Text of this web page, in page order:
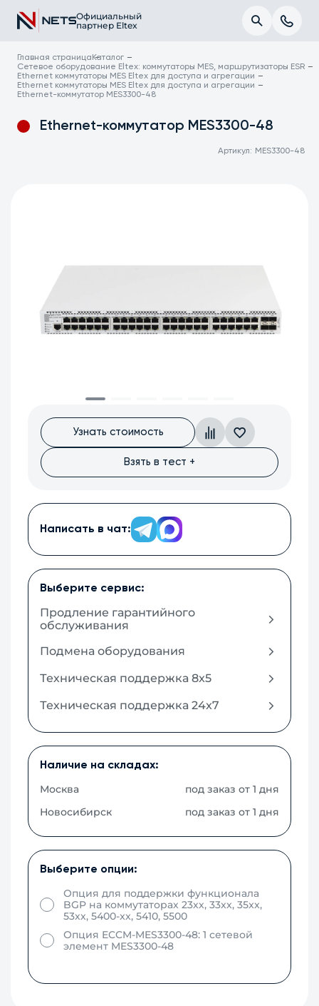
Официальный
партнер Eltex
Главная страница Каталог
Сетевое оборудование Eltex: коммутаторы MES, маршрутизаторы ESR
Ethernet коммутаторы MES Eltex для доступа и агрегации
Ethernet коммутаторы MES Eltex для доступа и агрегации
Ethernet-коммутатор MES3300-48
Ethernet-коммутатор MES3300-48
Артикул: MES3300-48
Узнать стоимость
Взять в тест +
Написать в чат:
Выберите сервис:
Продление гарантийного
обслуживания
Подмена оборудования
Техническая поддержка 8x5
Техническая поддержка 24x7
Наличие на складах:
Москва
под заказ от 1 дня
Новосибирск
под заказ от 1 дня
Выберите опции:
Опция для поддержки функционала
BGP на коммутаторах 23хх, 33хх, 35xx,
53хх, 5400-xx, 5410, 5500
Опция ECCM-MES3300-48: 1 сетевой
элемент MES3300-48